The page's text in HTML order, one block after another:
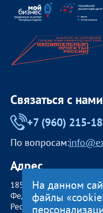
Связаться с нами
+7 (960) 215-
По вопросам:
Адрес
185000, Российская
Федерация,
Республика Карелия
На данном
файлы